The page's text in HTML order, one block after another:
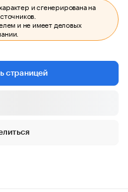
и сгенерирована на
и не имеет деловых
страницей